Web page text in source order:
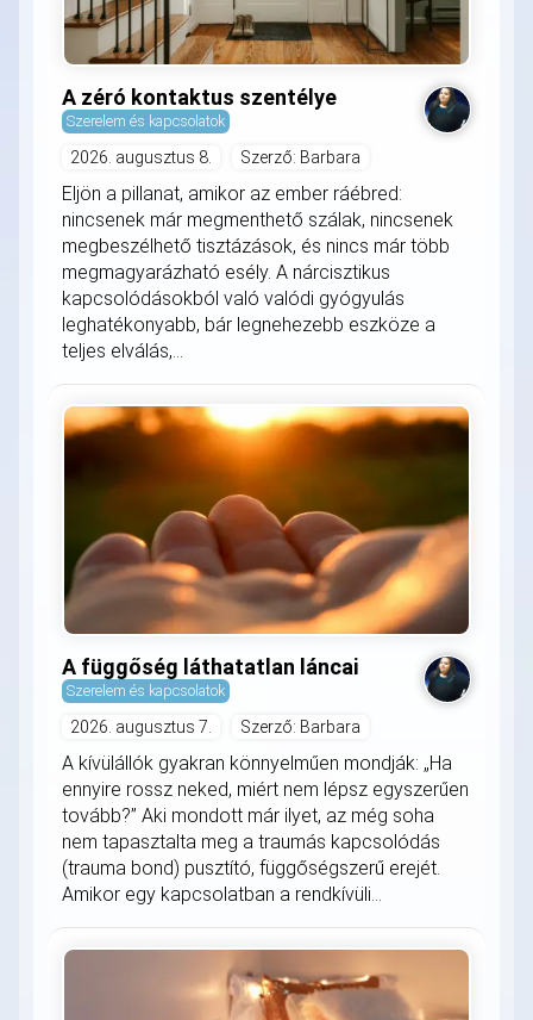
A zéró kontaktus szentélye
Szerelem és kapcsolatok
2026. augusztus 8. Szerző: Barbara
Eljön a pillanat, amikor az ember ráébred:
nincsenek már megmenthető szálak, nincsenek
megbeszélhető tisztázások, és nincs már több
megmagyarázható esély. A nárcisztikus
kapcsolódásokból való valódi gyógyulás
leghatékonyabb, bár legnehezebb eszköze a
teljes elválás,...
A függőség láthatatlan láncai
Szerelem és kapcsolatok
2026. augusztus 7. Szerző: Barbara
A kívülállók gyakran könnyelműen mondják: „Ha
ennyire rossz neked, miért nem lépsz egyszerűen
tovább?” Aki mondott már ilyet, az még soha
nem tapasztalta meg a traumás kapcsolódás
(trauma bond) pusztító, függőségszerű erejét.
Amikor egy kapcsolatban a rendkívüli...